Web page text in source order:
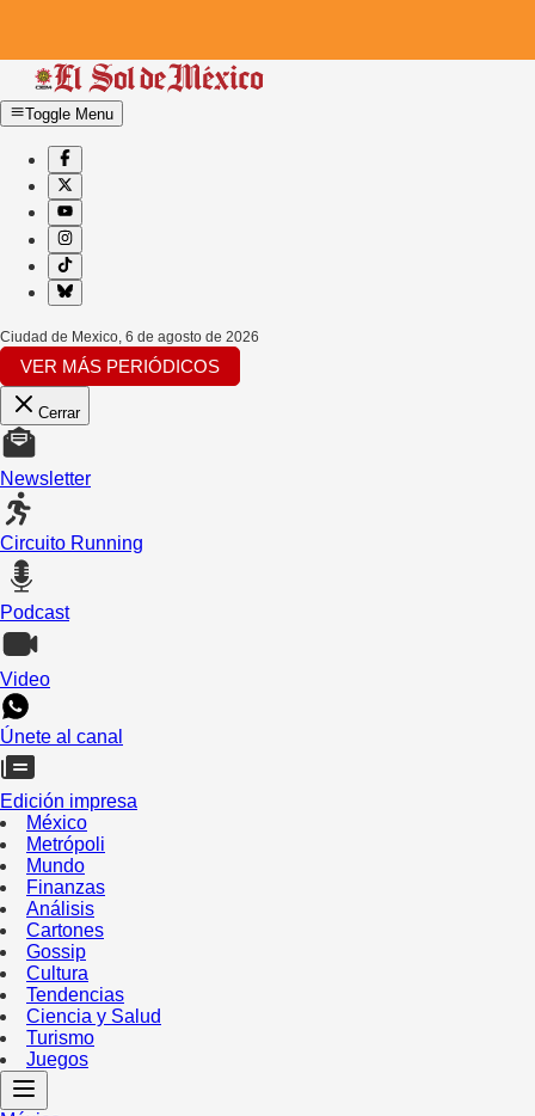
Toggle Menu
Ciudad de Mexico, 6 de agosto de 2026
VER MÁS PERIÓDICOS
Cerrar
Newsletter
Circuito Running
Podcast
Video
Únete al canal
Edición impresa
México
Metrópoli
Mundo
Finanzas
Análisis
Cartones
Gossip
Cultura
Tendencias
Ciencia y Salud
Turismo
Juegos